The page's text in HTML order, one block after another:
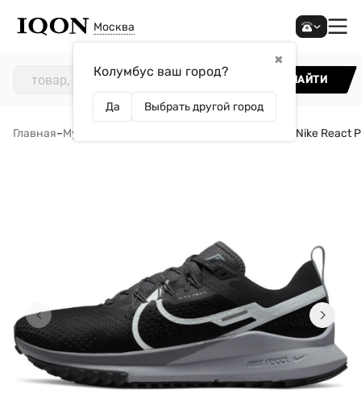
Москва
✖
Колумбус ваш город?
Да Выбрать другой город
НАЙТИ
Главная–Мужчинам Кроссовки Nike React